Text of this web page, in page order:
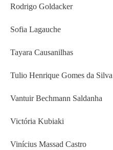
Rodrigo Goldacker
Sofia Lagauche
Tayara Causanilhas
Tulio Henrique Gomes da Silva
Vantuir Bechmann Saldanha
Victória Kubiaki
Vinícius Massad Castro